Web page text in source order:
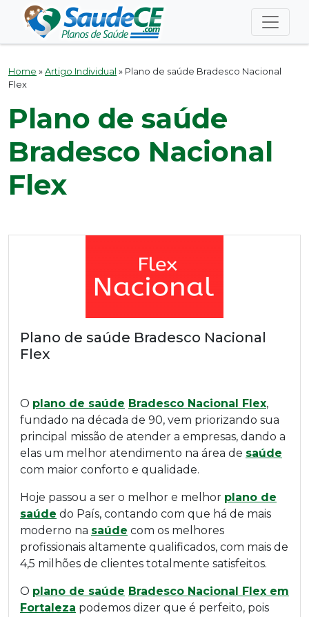
Home » Artigo Individual » Plano de saúde Bradesco Nacional
Flex
Plano de saúde
Bradesco Nacional
Flex
Plano de saúde Bradesco Nacional
Flex
O plano de saúde Bradesco Nacional Flex,
fundado na década de 90, vem priorizando sua
principal missão de atender a empresas, dando a
elas um melhor atendimento na área de saúde
com maior conforto e qualidade.
Hoje passou a ser o melhor e melhor plano de
saúde do País, contando com que há de mais
moderno na saúde com os melhores
profissionais altamente qualificados, com mais de
4,5 milhões de clientes totalmente satisfeitos.
O plano de saúde Bradesco Nacional Flex em
Fortaleza podemos dizer que é perfeito, pois